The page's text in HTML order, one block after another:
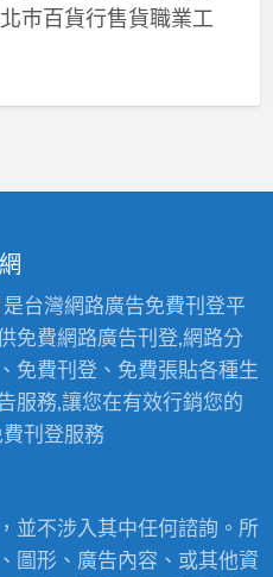
巿百貨行售貨職業工
是台灣網路廣告免費刊登平
免費網路廣告刊登,網路分
免費刊登、免費張貼各種生
服務,讓您在有效行銷您的
刊登服務
並不涉入其中任何諮詢。所
圖形、廣告內容、或其他資